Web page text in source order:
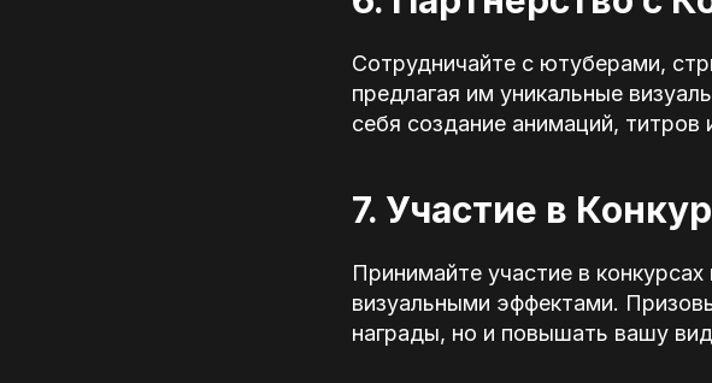
Сотрудничайте с ютуберами,
предлагая им уникальные
себя создание анимаций, титров
7. Участие в
Принимайте участие в
визуальными эффектами.
награды, но и повышать вашу